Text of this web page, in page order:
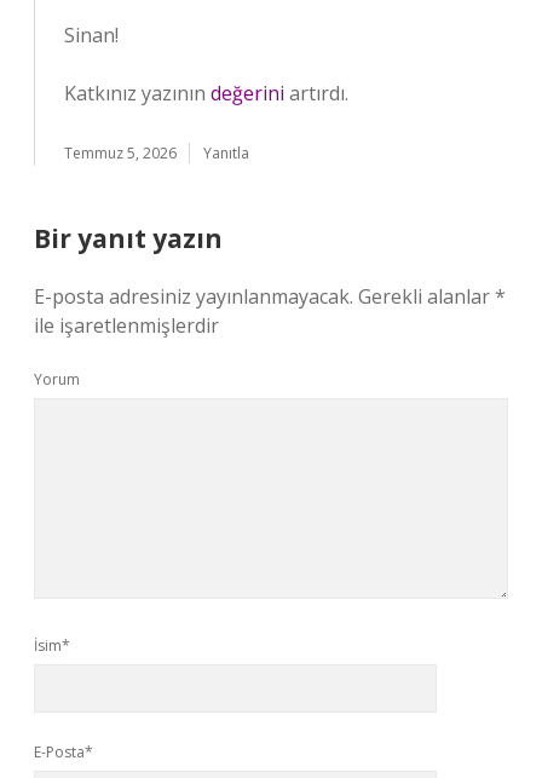
Sinan!
Katkınız yazının değerini artırdı.
Temmuz 5, 2026 Yanıtla
Bir yanıt yazın
E-posta adresiniz yayınlanmayacak. Gerekli alanlar*
ile işaretlenmişlerdir
Yorum
İsim*
E-Posta*